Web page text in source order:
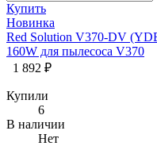
Купить
Новинка
Red Solution V370-DV
160W для пылесоса V370
1 892 ₽
Купили
6
В наличии
Нет